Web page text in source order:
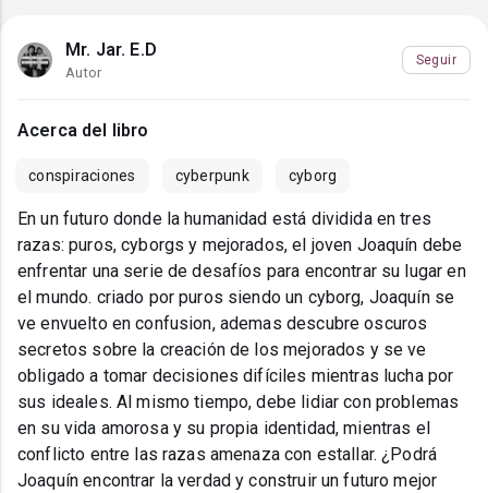
Mr. Jar. E.D
Autor
Seguir
Acerca del libro
conspiraciones cyberpunk cyborg
En un futuro donde la humanidad está dividida en tres
razas: puros, cyborgs y mejorados, el joven Joaquín debe
enfrentar una serie de desafíos para encontrar su lugar en
el mundo. criado por puros siendo un cyborg, Joaquín se
ve envuelto en confusion, ademas descubre oscuros
secretos sobre la creación de los mejorados y se ve
obligado a tomar decisiones difíciles mientras lucha por
sus ideales. Al mismo tiempo, debe lidiar con problemas
en su vida amorosa y su propia identidad, mientras el
conflicto entre las razas amenaza con estallar. ¿Podrá
Joaquín encontrar la verdad y construir un futuro mejor